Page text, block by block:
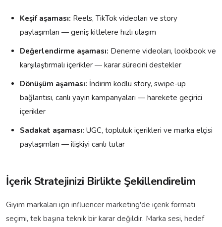
Keşif aşaması: Reels, TikTok videoları ve story
paylaşımları — geniş kitlelere hızlı ulaşım
Değerlendirme aşaması: Deneme videoları, lookbook ve
karşılaştırmalı içerikler — karar sürecini destekler
Dönüşüm aşaması: İndirim kodlu story, swipe-up
bağlantısı, canlı yayın kampanyaları — harekete geçirici
içerikler
Sadakat aşaması: UGC, topluluk içerikleri ve marka elçisi
paylaşımları — ilişkiyi canlı tutar
İçerik Stratejinizi Birlikte Şekillendirelim
Giyim markaları için influencer marketing'de içerik formatı
seçimi, tek başına teknik bir karar değildir. Marka sesi, hedef